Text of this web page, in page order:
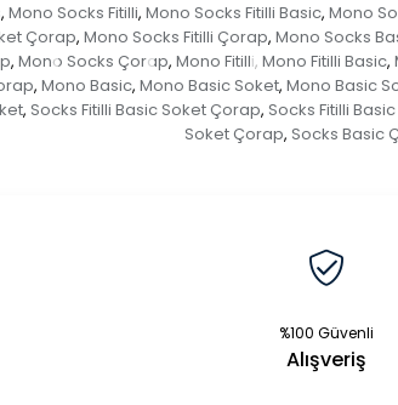
, Mono Socks Fitilli, Mono Socks Fitilli Basic, Mono
Çorap, Mono Socks Fitilli Çorap, Mono Socks
, Mono Socks Çorap, Mono Fitilli, Mono Fitilli Basic,
, Mono Basic, Mono Basic Soket, Mono Basic
, Socks Fitilli Basic Soket Çorap, Socks Fitilli
Soket Çorap, Socks Basic
%100 Güvenli
Alışveriş